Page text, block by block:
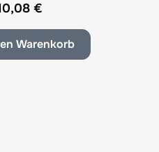
€
Warenkorb